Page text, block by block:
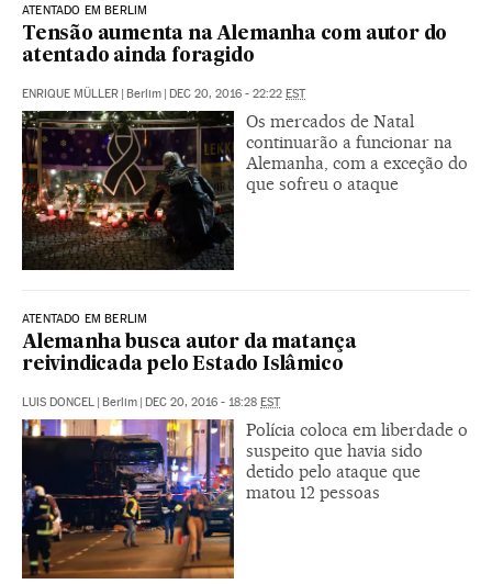
ATENTADO EM BERLIM
Tensão aumenta na Alemanha com autor do
atentado ainda foragido
ENRIQUE MÜLLER | Berlim | DEC 20, 2016 - 22:22 EST
Os mercados de Natal
continuarão a funcionar na
Alemanha, com a exceção do
que sofreu o ataque
ATENTADO EM BERLIM
Alemanha busca autor da matança
reivindicada pelo Estado Islâmico
LUIS DONCEL | Berlim | DEC 20, 2016 - 18:28 EST
Polícia coloca em liberdade o
suspeito que havia sido
detido pelo ataque que
matou 12 pessoas